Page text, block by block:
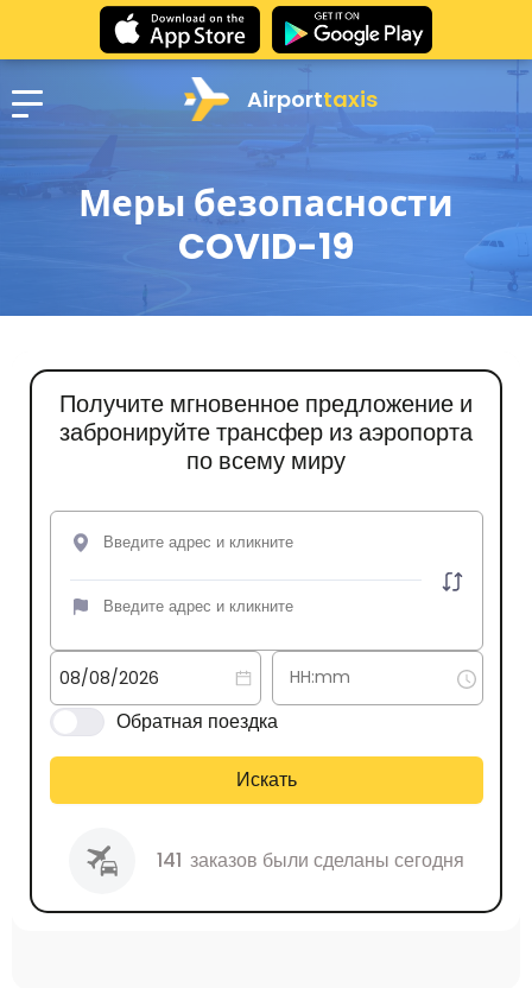
Airporttaxis
Меры безопасности
COVID-19
Получите мгновенное предложение и
забронируйте трансфер из аэропорта
по всему миру
Обратная поездка
Искать
141 заказов были сделаны сегодня